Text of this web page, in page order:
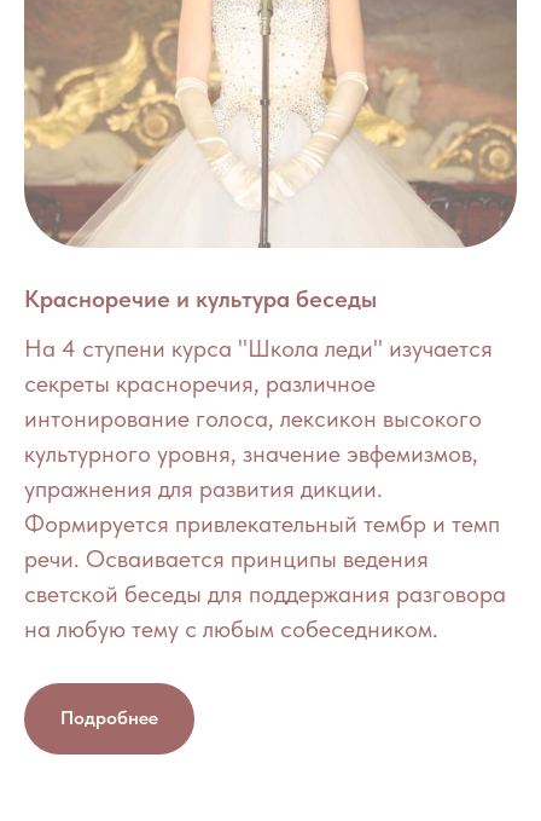
Красноречие и культура беседы
На 4 ступени курса "Школа леди" изучается
секреты красноречия, различное
интонирование голоса, лексикон высокого
культурного уровня, значение эвфемизмов,
упражнения для развития дикции.
Формируется привлекательный тембр и темп
речи. Осваивается принципы ведения
светской беседы для поддержания разговора
на любую тему с любым собеседником.
Подробнее